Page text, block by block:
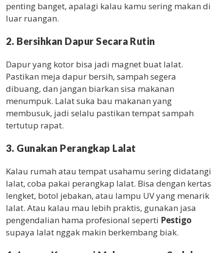
penting banget, apalagi kalau kamu sering makan di
luar ruangan.
2. Bersihkan Dapur Secara Rutin
Dapur yang kotor bisa jadi magnet buat lalat.
Pastikan meja dapur bersih, sampah segera
dibuang, dan jangan biarkan sisa makanan
menumpuk. Lalat suka bau makanan yang
membusuk, jadi selalu pastikan tempat sampah
tertutup rapat.
3. Gunakan Perangkap Lalat
Kalau rumah atau tempat usahamu sering didatangi
lalat, coba pakai perangkap lalat. Bisa dengan kertas
lengket, botol jebakan, atau lampu UV yang menarik
lalat. Atau kalau mau lebih praktis, gunakan jasa
pengendalian hama profesional seperti Pestigo
supaya lalat nggak makin berkembang biak.